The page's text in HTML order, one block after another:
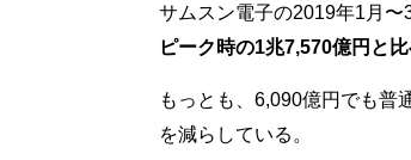
サムスン電子の2019年1月
ピーク時の1兆7,570億円と
もっとも、6,090億円でも普
を減らしている。